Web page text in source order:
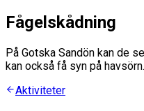
Fågelskådning
På Gotska Sandön kan de
kan också få syn på havsörn.
Aktiviteter